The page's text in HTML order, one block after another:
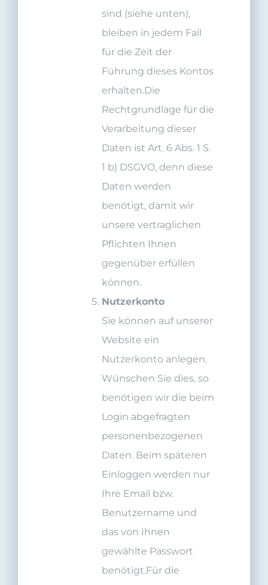
sind (siehe unten),
bleiben in jedem Fall
für die Zeit der
Führung dieses Kontos
erhalten.Die
Rechtgrundlage für die
Verarbeitung dieser
Daten ist Art. 6 Abs. 1 S.
1 b) DSGVO, denn diese
Daten werden
benötigt, damit wir
unsere vertraglichen
Pflichten Ihnen
gegenüber erfüllen
können.
Nutzerkonto
Sie können auf unserer
Website ein
Nutzerkonto anlegen.
Wünschen Sie dies, so
benötigen wir die beim
Login abgefragten
personenbezogenen
Daten. Beim späteren
Einloggen werden nur
Ihre Email bzw.
Benutzername und
das von Ihnen
gewählte Passwort
benötigt.Für die